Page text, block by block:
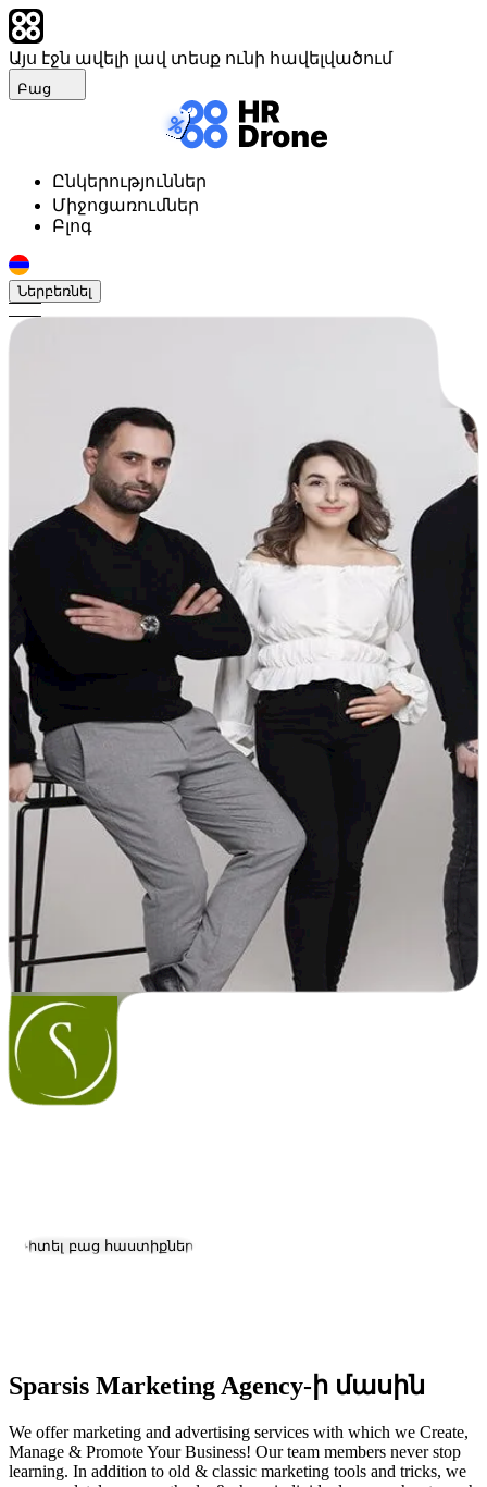
Այս էջն ավելի լավ տեսք ունի հավելվածում
Բաց
Ընկերություններ
Միջոցառումներ
Բլոգ
Ներբեռնել
Դիտել բաց հաստիքները
Sparsis Marketing Agency-ի մասին
We offer marketing and advertising services with which we Create,
Manage & Promote Your Business! Our team members never stop
learning. In addition to old & classic marketing tools and tricks, we